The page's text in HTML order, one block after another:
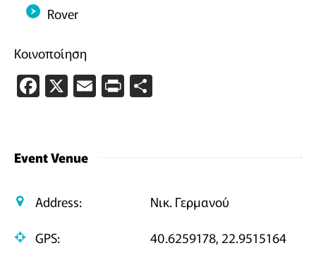
Rover
Κοινοποίηση
Facebook
X EmailPrintFriendly
Event Venue
Address:
Νικ. Γερμανού
GPS:
40.6259178, 22.9515164